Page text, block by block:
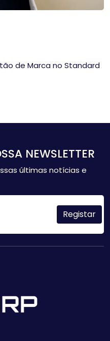
de Marca no Standard
NEWSLETTER
últimas notícias e